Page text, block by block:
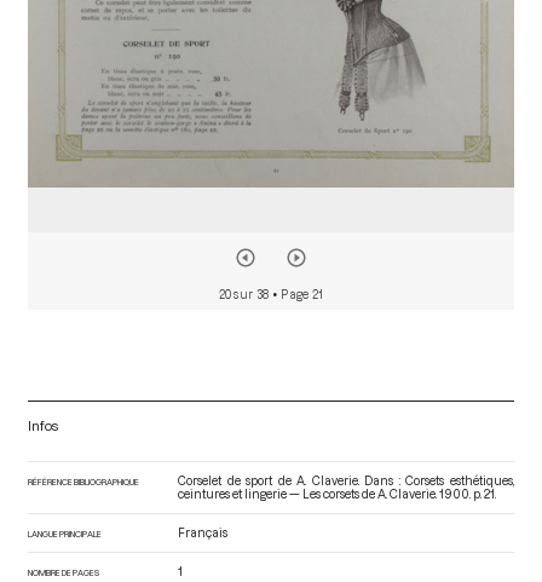
20 sur 38 • Page 21
Infos
RÉFÉRENCE BIBLIOGRAPHIQUE
Corselet de sport de A. Claverie. Dans : Corsets esthétiques,
ceintures et lingerie — Les corsets de A. Claverie . 1900. p. 21.
LANGUE PRINCIPALE Français
NOMBRE DE PAGES 1